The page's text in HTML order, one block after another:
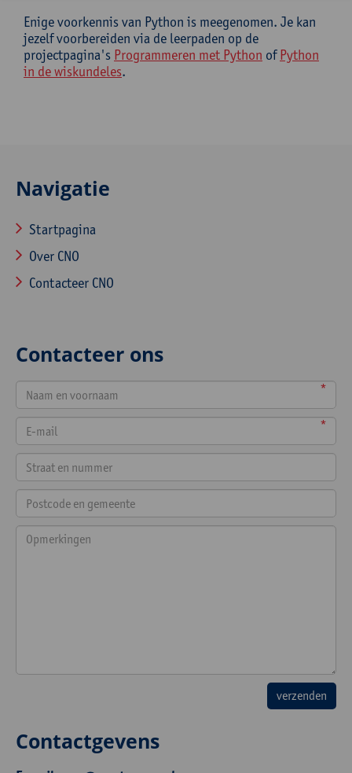
Enige voorkennis van Python is meegenomen. Je kan
jezelf voorbereiden via de leerpaden op de
projectpagina's Programmeren met Python ofPython
in de wiskundeles.
Navigatie
Startpagina
Over CNO
Contacteer CNO
Contacteer ons
*
*
Contactgevens